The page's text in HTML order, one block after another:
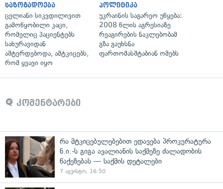
საზოგადოება
ცელიანი სიკვდილივით
გამოწყობილი კაცი,
რომელიც პაციენტებს
სახურავიდან
აშტერდებოდა, ამტკიცებს,
რომ ყვავი იყო
პოლიტიკა
უკრაინის საგარეო უწყება:
2008 წლის აგრესიაზე
რეაგირების ნაკლებობამ
გზა გაუხსნა
ფართომასშტაბიან ომებს
კომენტარები
რა მტკიცებულებებით ედავება პროკურატურა
ნ.ი.-ს გიგა ავალიანის საქმეზე ძალადობის
წაქეზებას — საქმის დეტალები
7 აგვისტო, 16:50